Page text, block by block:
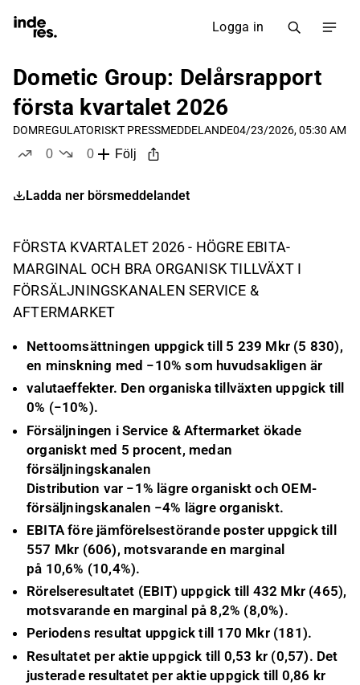
Logga in
Dometic Group: Delårsrapport
första kvartalet 2026
DOMREGULATORISKT PRESSMEDDELANDE04/23/2026, 05:30 AM
0
0
Följ
Ladda ner börsmeddelandet
FÖRSTA KVARTALET 2026 - HÖGRE EBITA-
MARGINAL OCH BRA ORGANISK TILLVÄXT I
FÖRSÄLJNINGSKANALEN SERVICE &
AFTERMARKET
Nettoomsättningen uppgick till 5 239 Mkr (5 830),
en minskning med −10% som huvudsakligen är
valutaeffekter. Den organiska tillväxten uppgick till
0% (−10%).
Försäljningen i Service & Aftermarket ökade
organiskt med 5 procent, medan
försäljningskanalen
Distribution var −1% lägre organiskt och OEM-
försäljningskanalen −4% lägre organiskt.
EBITA före jämförelsestörande poster uppgick till
557 Mkr (606), motsvarande en marginal
på 10,6% (10,4%).
Rörelseresultatet (EBIT) uppgick till 432 Mkr (465),
motsvarande en marginal på 8,2% (8,0%).
Periodens resultat uppgick till 170 Mkr (181).
Resultatet per aktie uppgick till 0,53 kr (0,57). Det
justerade resultatet per aktie uppgick till 0,86 kr